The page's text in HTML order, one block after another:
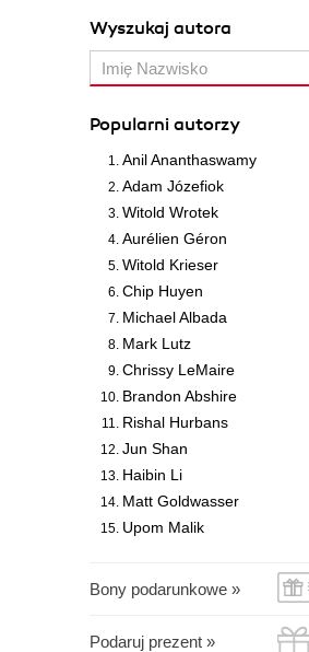
Wyszukaj autora
Popularni autorzy
Anil Ananthaswamy
Adam Józefiok
Witold Wrotek
Aurélien Géron
Witold Krieser
Chip Huyen
Michael Albada
Mark Lutz
Chrissy LeMaire
Brandon Abshire
Rishal Hurbans
Jun Shan
Haibin Li
Matt Goldwasser
Upom Malik
Bony podarunkowe »
Podaruj prezent »